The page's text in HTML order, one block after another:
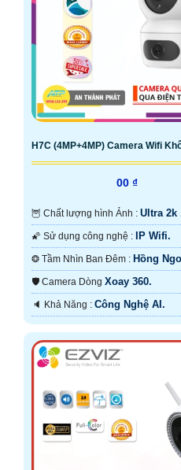
H7C (4MP+4MP) Camera Wifi
00 ₫
🦉 Chất lượng hình Ảnh : Ultra 2k
🌠 Sử dụng công nghệ : IP Wifi.
❂ Tầm Nhìn Ban Đêm : Hồng
🛡 Camera Dòng Xoay 360.
️🔈 Khả Năng : Công Nghệ AI.